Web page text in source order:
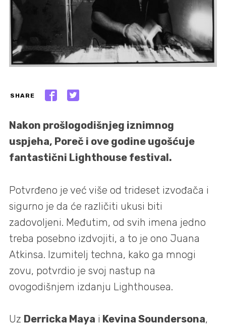
SHARE
Nakon prošlogodišnjeg iznimnog
uspjeha, Poreč i ove godine ugošćuje
fantastični Lighthouse festival.
Potvrđeno je već više od trideset izvođača i
sigurno je da će različiti ukusi biti
zadovoljeni. Međutim, od svih imena jedno
treba posebno izdvojiti, a to je ono Juana
Atkinsa. Izumitelj techna, kako ga mnogi
zovu, potvrdio je svoj nastup na
ovogodišnjem izdanju Lighthousea.
Uz Derricka Maya i Kevina Soundersona,